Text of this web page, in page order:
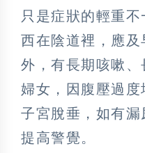
只是症狀的輕重
西在陰道裡，應及
外，有長期咳嗽
婦女，因腹壓過
子宮脫垂，如有
提高警覺。